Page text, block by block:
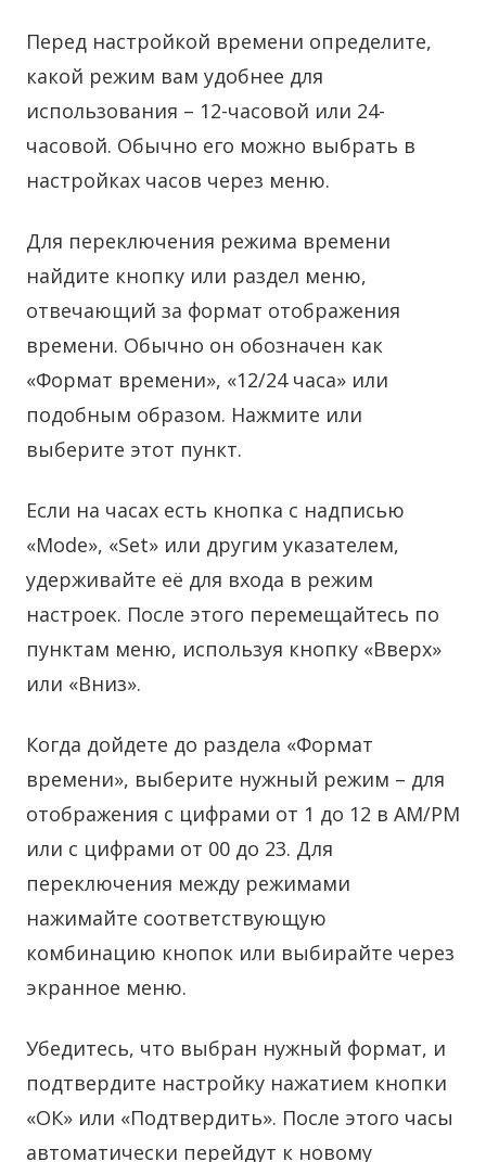
Перед настройкой времени определите,
какой режим вам удобнее для
использования – 12-часовой или 24-
часовой. Обычно его можно выбрать в
настройках часов через меню.
Для переключения режима времени
найдите кнопку или раздел меню,
отвечающий за формат отображения
времени. Обычно он обозначен как
«Формат времени», «12/24 часа» или
подобным образом. Нажмите или
выберите этот пункт.
Если на часах есть кнопка с надписью
«Mode», «Set» или другим указателем,
удерживайте её для входа в режим
настроек. После этого перемещайтесь по
пунктам меню, используя кнопку «Вверх»
или «Вниз».
Когда дойдете до раздела «Формат
времени», выберите нужный режим – для
отображения с цифрами от 1 до 12 в AM/PM
или с цифрами от 00 до 23. Для
переключения между режимами
нажимайте соответствующую
комбинацию кнопок или выбирайте через
экранное меню.
Убедитесь, что выбран нужный формат, и
подтвердите настройку нажатием кнопки
«ОК» или «Подтвердить». После этого часы
автоматически перейдут к новому